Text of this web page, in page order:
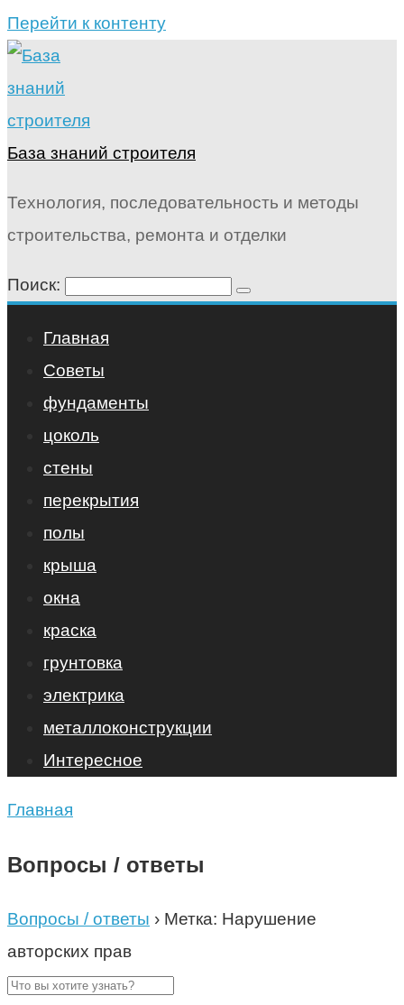
Перейти к контенту
База знаний строителя
Технология, последовательность и методы
строительства, ремонта и отделки
Поиск:
Главная
Советы
фундаменты
цоколь
стены
перекрытия
полы
крыша
окна
краска
грунтовка
электрика
металлоконструкции
Интересное
Главная
Вопросы / ответы
Вопросы / ответы › Метка: Нарушение
авторских прав